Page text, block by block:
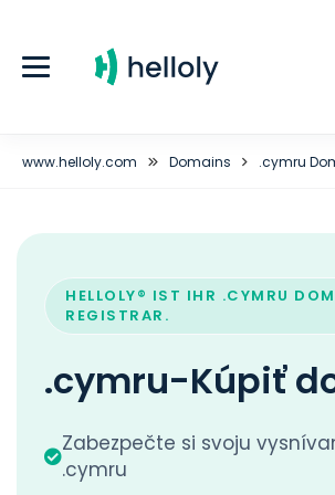
www.helloly.com Domains .cymru
HELLOLY® IST IHR .CYMRU
REGISTRAR.
.cymru-Kúpiť
Zabezpečte si svoju
.cymru